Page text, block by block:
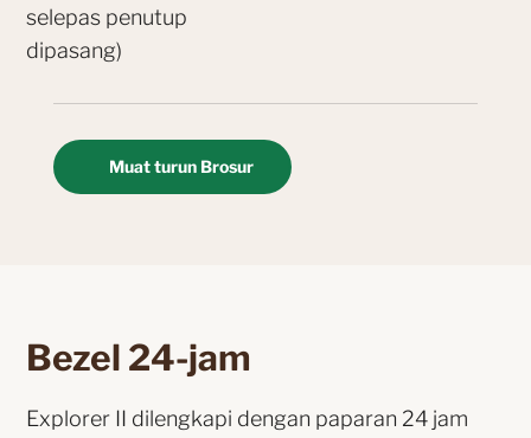
selepas penutup
dipasang)
Muat turun Brosur
Bezel 24-jam
Explorer II dilengkapi dengan paparan 24 jam